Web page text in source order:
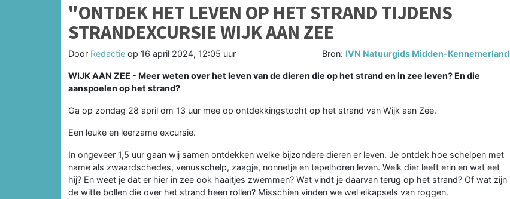
"ONTDEK HET LEVEN OP HET STRAND TIJDENS
STRANDEXCURSIE WIJK AAN ZEE
Door Redactie op 16 april 2024, 12:05 uur Bron: IVN Natuurgids Midden-Kennemerland
WIJK AAN ZEE - Meer weten over het leven van de dieren die op het strand en in zee leven? En die
aanspoelen op het strand?
Ga op zondag 28 april om 13 uur mee op ontdekkingstocht op het strand van Wijk aan Zee.
Een leuke en leerzame excursie.
In ongeveer 1,5 uur gaan wij samen ontdekken welke bijzondere dieren er leven. Je ontdek hoe schelpen met
name als zwaardschedes, venusschelp, zaagje, nonnetje en tepelhoren leven. Welk dier leeft erin en wat eet
hij? En weet je dat er hier in zee ook haaitjes zwemmen? Wat vindt je daarvan terug op het strand? Of wat zijn
de witte bollen die over het strand heen rollen? Misschien vinden we wel eikapsels van roggen.